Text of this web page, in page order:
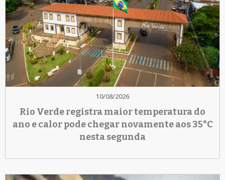
10/08/2026
Rio Verde registra maior temperatura do
ano e calor pode chegar novamente aos 35°C
nesta segunda